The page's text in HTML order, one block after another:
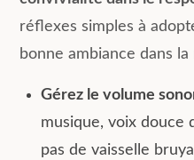
réflexes simples à
bonne ambiance dans la
Gérez le volume
musique, voix douce
pas de vaisselle